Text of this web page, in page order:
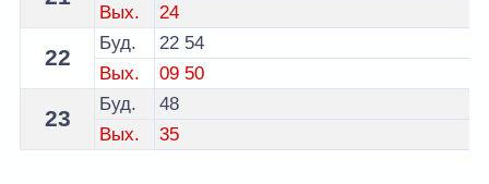
Вых.
24
22
Буд. 22 54
Вых.
09 50
23
Буд.
48
Вых.
35